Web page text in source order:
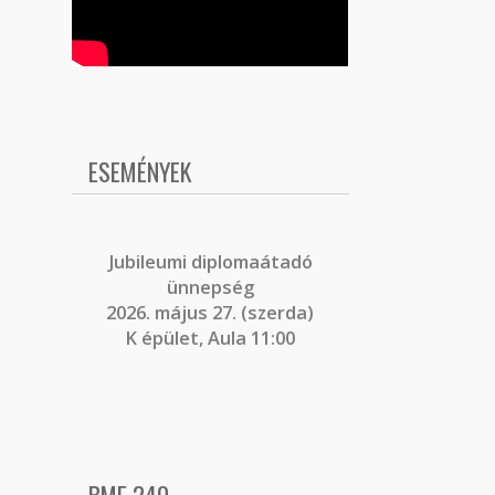
ESEMÉNYEK
Jubileumi diplomaátadó
ünnepség
2026. május 27. (szerda)
K épület, Aula 11:00